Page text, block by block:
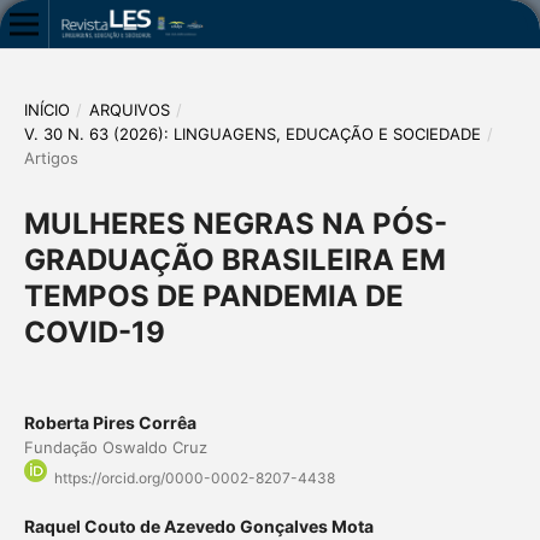
INÍCIO / ARQUIVOS /
V. 30 N. 63 (2026): LINGUAGENS, EDUCAÇÃO E SOCIEDADE /
Artigos
MULHERES NEGRAS NA PÓS-
GRADUAÇÃO BRASILEIRA EM
TEMPOS DE PANDEMIA DE
COVID-19
Roberta Pires Corrêa
Fundação Oswaldo Cruz
https://orcid.org/0000-0002-8207-4438
Raquel Couto de Azevedo Gonçalves Mota